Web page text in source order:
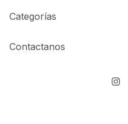
Categorías
Contactanos